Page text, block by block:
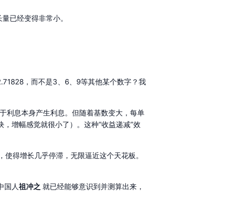
已经变得非常小。
，而不是3、6、9等其他某个数字？我
利息本身产生利息。但随着基数变大，每单
增幅感觉就很小了）。这种“收益递减”效
得增长几乎停滞，无限逼近这个天花板。
国人祖冲之 就已经能够意识到并测算出来，